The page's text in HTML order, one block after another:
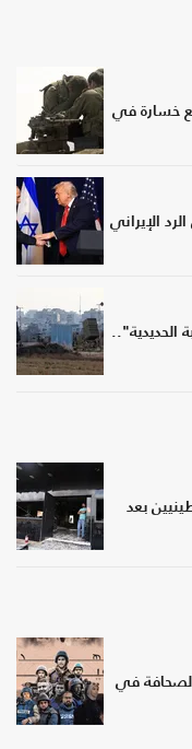
خسارة في
الإيراني
الحديدية"..
بعد
الصحافة في